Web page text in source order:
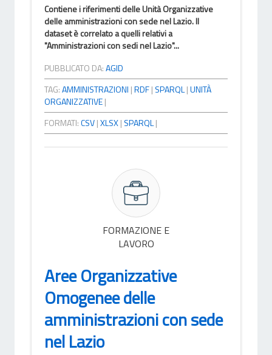
Contiene i riferimenti delle Unità Organizzative
delle amministrazioni con sede nel Lazio. Il
dataset è correlato a quelli relativi a
"Amministrazioni con sedi nel Lazio"...
PUBBLICATO DA:AGID
TAG:AMMINISTRAZIONI |RDF| SPARQL|UNITÀ
ORGANIZZATIVE|
FORMATI:CSV|XLSX| SPARQL|
FORMAZIONE E
LAVORO
Aree Organizzative
Omogenee delle
amministrazioni con sede
nel Lazio